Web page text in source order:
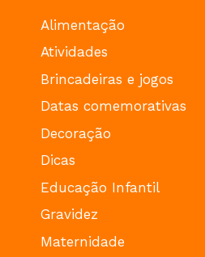
Alimentação
Atividades
Brincadeiras e jogos
Datas comemorativas
Decoração
Dicas
Educação Infantil
Gravidez
Maternidade